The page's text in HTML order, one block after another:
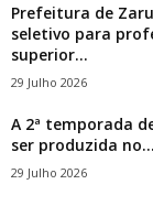
Prefeitura de
seletivo para
superior...
29 Julho 2026
A 2ª temporada
ser produzida no...
29 Julho 2026